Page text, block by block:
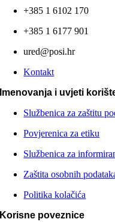
+385 1 6102 170
+385 1 6177 901
ured@posi.hr
Kontakt
Imenovanja i uvjeti
Službenica za zaštitu
Povjerenica za etiku
Službenica za
Zaštita osobnih
Politika kolačića
Korisne poveznice